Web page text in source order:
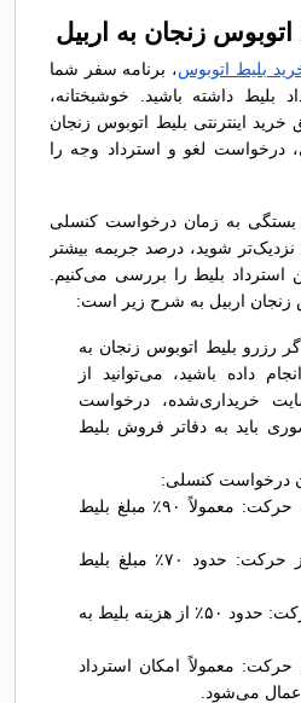
زنجان به اربیل
بلیط اتوبوس، برنامه سفر شما
بلیط داشته باشید. خوشبختانه،
اینترنتی بلیط اتوبوس زنجان
درخواست لغو و استرداد وجه را
بستگی به زمان درخواست کنسلی
شوید، درصد جریمه بیشتر
استرداد بلیط را بررسی می‌کنیم.
زنجان اربیل به شرح زیر است:
رزرو بلیط اتوبوس زنجان به
داده باشید، می‌توانید از
خریداری‌شده، درخواست
باید به دفاتر فروش بلیط
درخواست کنسلی:
قبل از ۱۲ ساعت مانده به حرکت: معمولاً ۹۰٪ مبلغ بلیط
بین ۶ تا ۱۲ ساعت قبل از حرکت: حدود ۷۰٪ مبلغ بلیط
بین ۳ تا ۶ ساعت قبل از حرکت: حدود ۵۰٪ از هزینه بلیط به
به حرکت: معمولاً امکان استرداد